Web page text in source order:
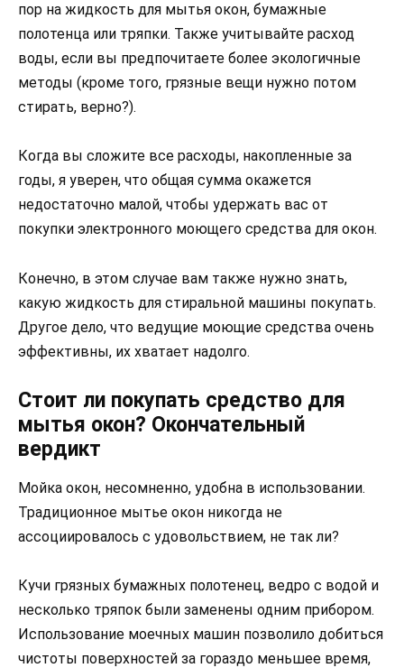
пор на жидкость для мытья окон, бумажные
полотенца или тряпки. Также учитывайте расход
воды, если вы предпочитаете более экологичные
методы (кроме того, грязные вещи нужно потом
стирать, верно?).
Когда вы сложите все расходы, накопленные за
годы, я уверен, что общая сумма окажется
недостаточно малой, чтобы удержать вас от
покупки электронного моющего средства для окон.
Конечно, в этом случае вам также нужно знать,
какую жидкость для стиральной машины покупать.
Другое дело, что ведущие моющие средства очень
эффективны, их хватает надолго.
Стоит ли покупать средство для
мытья окон? Окончательный
вердикт
Мойка окон, несомненно, удобна в использовании.
Традиционное мытье окон никогда не
ассоциировалось с удовольствием, не так ли?
Кучи грязных бумажных полотенец, ведро с водой и
несколько тряпок были заменены одним прибором.
Использование моечных машин позволило добиться
чистоты поверхностей за гораздо меньшее время,